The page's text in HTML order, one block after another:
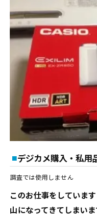
デジカメ購入・私用
調査では使用しません
このお仕事をしていま
山になってきてしまいま